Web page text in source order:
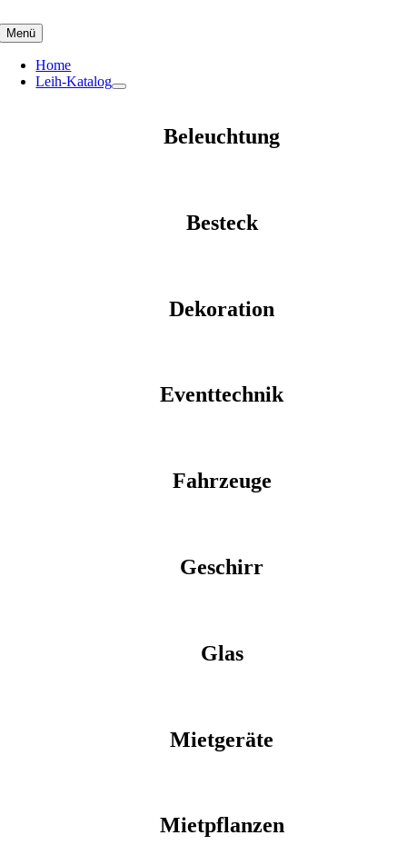
to
content
Menü
Home
Leih-Katalog
Beleuchtung
Besteck
Dekoration
Eventtechnik
Fahrzeuge
Geschirr
Glas
Mietgeräte
Mietpflanzen